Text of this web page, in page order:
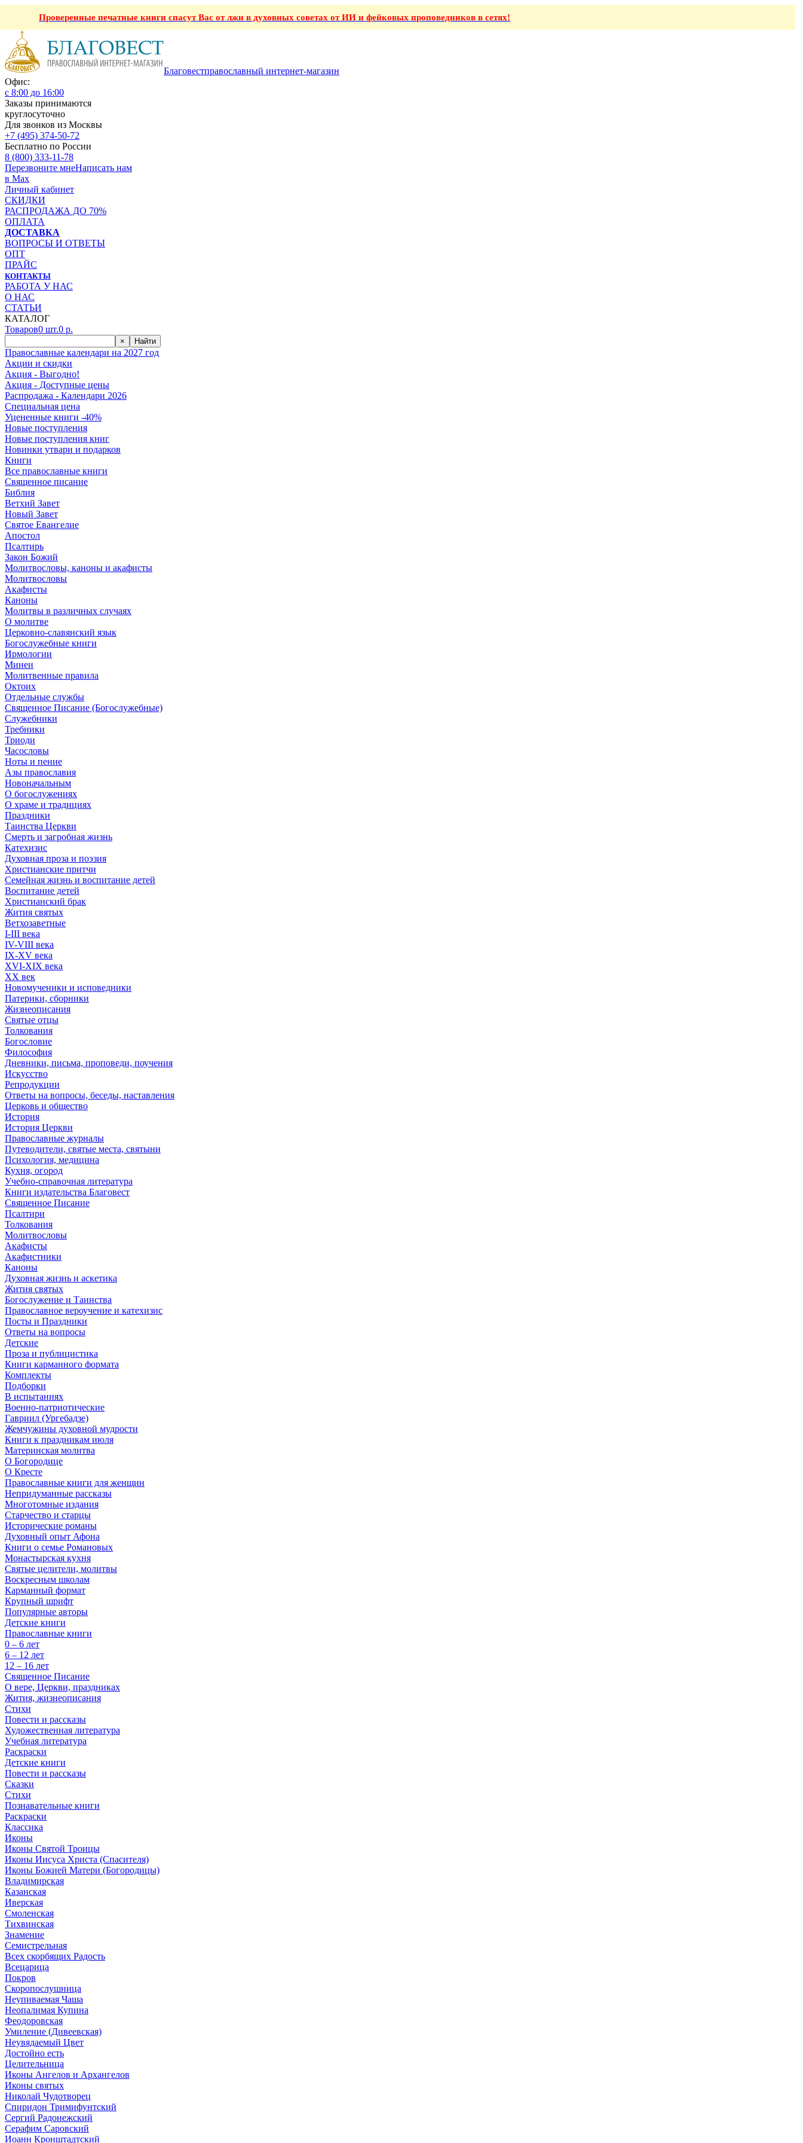
Проверенные печатные книги спасут Вас от лжи в духовных советах от ИИ и фейковых проповедников в сетях!
Благовестправославный интернет-магазин
Офис:
с 8:00 до 16:00
Заказы принимаются
круглосуточно
Для звонков из Москвы
+7 (495) 374-50-72
Бесплатно по России
8 (800) 333-11-78
Перезвоните мнеНаписать нам
в Max
Личный кабинет
СКИДКИ
РАСПРОДАЖА ДО 70%
ОПЛАТА
ДОСТАВКА
ВОПРОСЫ И ОТВЕТЫ
ОПТ
ПРАЙС
КОНТАКТЫ
РАБОТА У НАС
О НАС
СТАТЬИ
КАТАЛОГ
Товаров0 шт.0 р.
× Найти
Православные календари на 2027 год
Акции и скидки
Акция - Выгодно!
Акция - Доступные цены
Распродажа - Календари 2026
Специальная цена
Уцененные книги -40%
Новые поступления
Новые поступления книг
Новинки утвари и подарков
Книги
Все православные книги
Священное писание
Библия
Ветхий Завет
Новый Завет
Святое Евангелие
Апостол
Псалтирь
Закон Божий
Молитвословы, каноны и акафисты
Молитвословы
Акафисты
Каноны
Молитвы в различных случаях
О молитве
Церковно-славянский язык
Богослужебные книги
Ирмологии
Минеи
Молитвенные правила
Октоих
Отдельные службы
Священное Писание (Богослужебные)
Служебники
Требники
Триоди
Часословы
Ноты и пение
Азы православия
Новоначальным
О богослужениях
О храме и традициях
Праздники
Таинства Церкви
Смерть и загробная жизнь
Катехизис
Духовная проза и поэзия
Христианские притчи
Семейная жизнь и воспитание детей
Воспитание детей
Христианский брак
Жития святых
Ветхозаветные
I-III века
IV-VIII века
IX-XV века
XVI-XIX века
XX век
Новомученики и исповедники
Патерики, сборники
Жизнеописания
Святые отцы
Толкования
Богословие
Философия
Дневники, письма, проповеди, поучения
Искусство
Репродукции
Ответы на вопросы, беседы, наставления
Церковь и общество
История
История Церкви
Православные журналы
Путеводители, святые места, святыни
Психология, медицина
Кухня, огород
Учебно-справочная литература
Книги издательства Благовест
Священное Писание
Псалтири
Толкования
Молитвословы
Акафисты
Акафистники
Каноны
Духовная жизнь и аскетика
Жития святых
Богослужение и Таинства
Православное вероучение и катехизис
Посты и Праздники
Ответы на вопросы
Детские
Проза и публицистика
Книги карманного формата
Комплекты
Подборки
В испытаниях
Военно-патриотические
Гавриил (Ургебадзе)
Жемчужины духовной мудрости
Книги к праздникам июля
Материнская молитва
О Богородице
О Кресте
Православные книги для женщин
Непридуманные рассказы
Многотомные издания
Старчество и старцы
Исторические романы
Духовный опыт Афона
Книги о семье Романовых
Монастырская кухня
Святые целители, молитвы
Воскресным школам
Карманный формат
Крупный шрифт
Популярные авторы
Детские книги
Православные книги
0 – 6 лет
6 – 12 лет
12 – 16 лет
Священное Писание
О вере, Церкви, праздниках
Жития, жизнеописания
Стихи
Повести и рассказы
Художественная литература
Учебная литература
Раскраски
Детские книги
Повести и рассказы
Сказки
Стихи
Познавательные книги
Раскраски
Классика
Иконы
Иконы Святой Троицы
Иконы Иисуса Христа (Спасителя)
Иконы Божией Матери (Богородицы)
Владимирская
Казанская
Иверская
Смоленская
Тихвинская
Знамение
Семистрельная
Всех скорбящих Радость
Всецарица
Покров
Скоропослушница
Неупиваемая Чаша
Неопалимая Купина
Феодоровская
Умиление (Дивеевская)
Неувядаемый Цвет
Достойно есть
Целительница
Иконы Ангелов и Архангелов
Иконы святых
Николай Чудотворец
Спиридон Тримифунтский
Сергий Радонежский
Серафим Саровский
Иоанн Кронштадтский